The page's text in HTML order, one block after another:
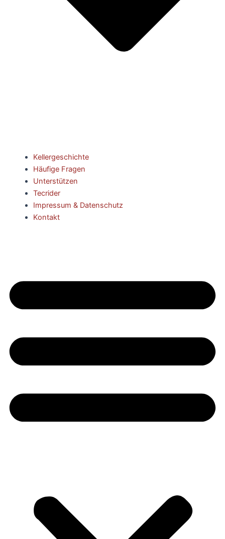
Kellergeschichte
Häufige Fragen
Unterstützen
Tecrider
Impressum & Datenschutz
Kontakt